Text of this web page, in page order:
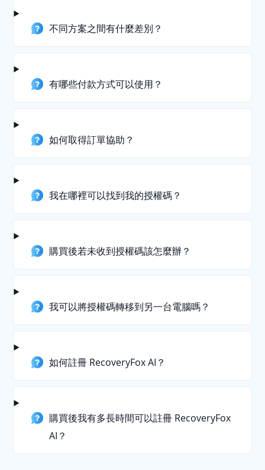
不同方案之間有什麼差別？
有哪些付款方式可以使用？
如何取得訂單協助？
我在哪裡可以找到我的授權碼？
購買後若未收到授權碼該怎麼辦？
我可以將授權碼轉移到另一台電腦嗎？
如何註冊 RecoveryFox AI？
購買後我有多長時間可以註冊 RecoveryFox
AI？